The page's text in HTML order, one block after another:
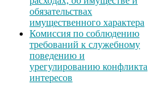
обязательствах
имущественного характера
Комиссия по соблюдению
требований к служебному
поведению и
урегулированию конфликта
интересов